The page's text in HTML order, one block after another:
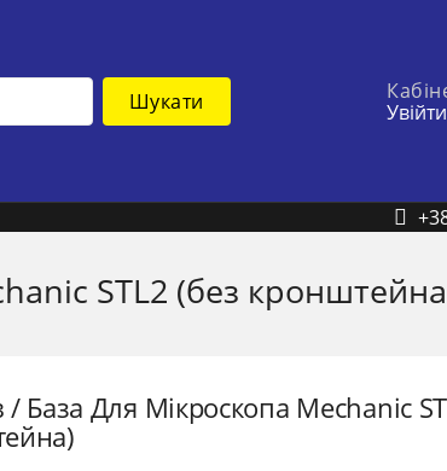
Шукати
Увійти
STL2 (без
База Для Мікроскопа Mechanic